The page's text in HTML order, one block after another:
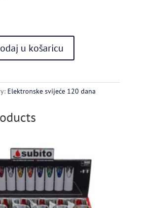
u košaricu
Elektronske svijeće 120 dana